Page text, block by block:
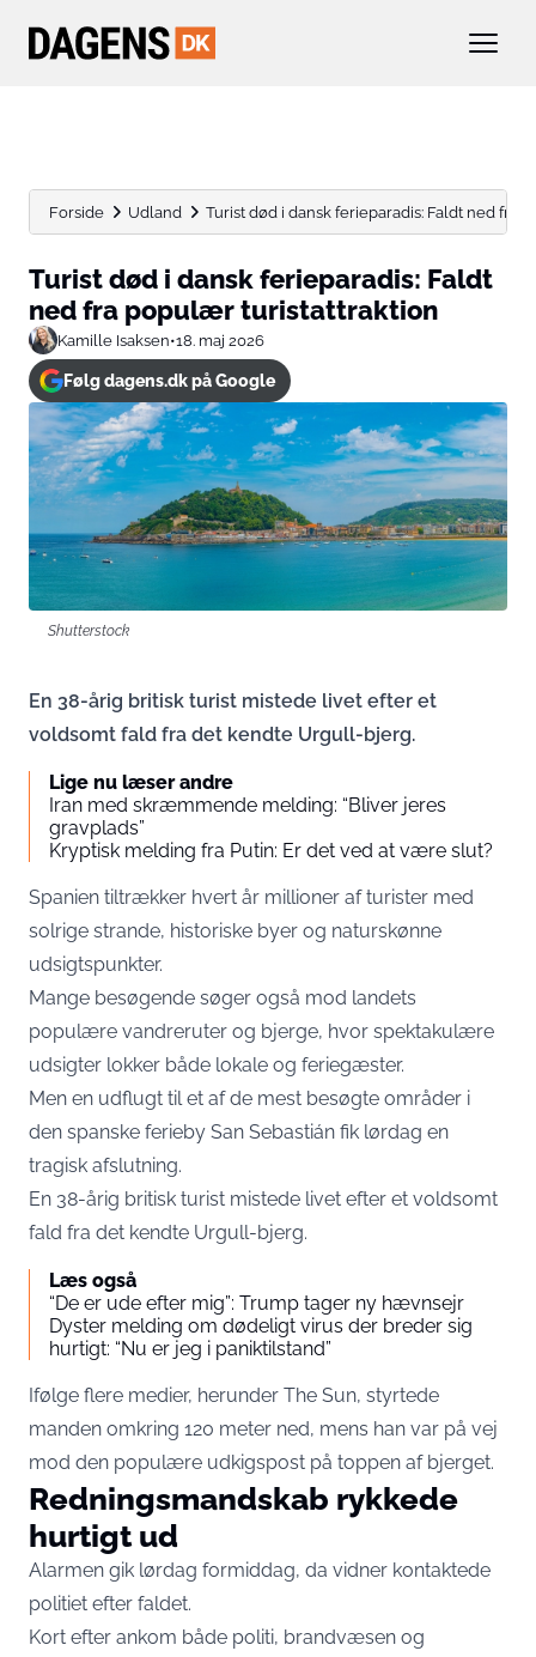
Forside Udland Turist død i dansk ferieparadis: Faldt ned fra
Turist død i dansk ferieparadis: Faldt
ned fra populær turistattraktion
Kamille Isaksen•18. maj 2026
Følg dagens.dk på Google
Shutterstock
En 38-årig britisk turist mistede livet efter et
voldsomt fald fra det kendte Urgull-bjerg.
Lige nu læser andre
Iran med skræmmende melding: “Bliver jeres
gravplads”
Kryptisk melding fra Putin: Er det ved at være slut?
Spanien tiltrækker hvert år millioner af turister med
solrige strande, historiske byer og naturskønne
udsigtspunkter.
Mange besøgende søger også mod landets
populære vandreruter og bjerge, hvor spektakulære
udsigter lokker både lokale og feriegæster.
Men en udflugt til et af de mest besøgte områder i
den spanske ferieby San Sebastián fik lørdag en
tragisk afslutning.
En 38-årig britisk turist mistede livet efter et voldsomt
fald fra det kendte Urgull-bjerg.
Læs også
“De er ude efter mig”: Trump tager ny hævnsejr
Dyster melding om dødeligt virus der breder sig
hurtigt: “Nu er jeg i paniktilstand”
Ifølge flere medier, herunder The Sun, styrtede
manden omkring 120 meter ned, mens han var på vej
mod den populære udkigspost på toppen af bjerget.
Redningsmandskab rykkede
hurtigt ud
Alarmen gik lørdag formiddag, da vidner kontaktede
politiet efter faldet.
Kort efter ankom både politi, brandvæsen og